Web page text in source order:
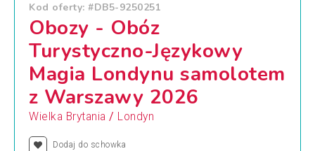
Kod oferty: #DB5-9250251
Obozy - Obóz
Turystyczno-Językowy
Magia Londynu samolotem
z Warszawy 2026
Wielka Brytania / Londyn
Dodaj do schowka